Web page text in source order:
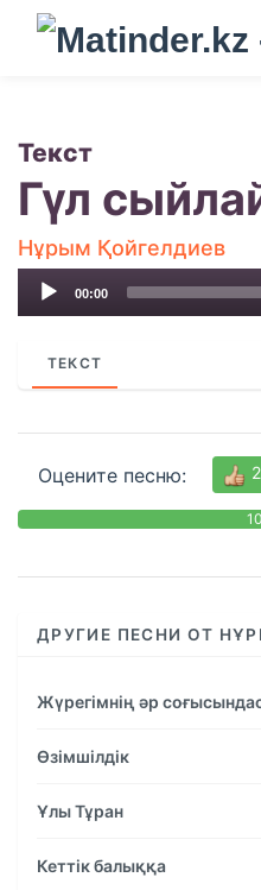
Текст
Гүл
Нұрым Қойгелдиев
Audio
00:00
ТЕКСТ
Оцените песню: 2
ДРУГИЕ ПЕСНИ ОТ
Жүрегімнің әр
Өзімшілдік
Ұлы Тұран
Кеттік балыққа